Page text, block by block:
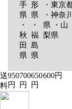
手
県
・
秋
田
県
形
県
・
福
島
県
・東京
・神奈川
県 ・山
梨県
送
料
950
円
700
円
650
円
600円